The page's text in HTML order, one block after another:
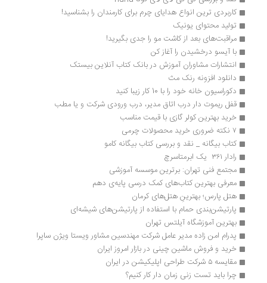
کاربردی ترین انواع هدایای چرم برای کارمندان را بشناسید!
تولید محتوای یونیک
مراقبت‌های بعد از کاشت مو را جدی بگیرید!
با آیسو درخشیدن را آغاز کن
انتشارات مشاوران آموزش در بانک کتاب آنلاین بیستک
دانلود افزونه رنک مث
دکوراسیون خانه خود را با 10 کار زیبا کنید
قفل ریموت دار درب اتاق مدیر، درب ورودی شرکت و یا مطب
خرید بهترین کولر گازی‌ با قیمت مناسب
۷ نکته ضروری خرید محصولات چرمی
کتاب بیگانه _ نقد و بررسی کتاب بیگانه کامو
رادار ۳۶۱  یک ابرمتاسرچ
مجتمع فنی تهران: برترین موسسه آموزشی
معرفی بهترین کتاب‌های کمک درسی پایه‌ی دهم
هتل پارس؛ بهترینِ هتل‌های کرمان
پارتیشن‌بندی حمام با استفاده از پارتیشن‌های شیشه‌ای
بهترین آموزشگاه آیلتس تهران
پدرام امن زاده مدیر عامل شرکت مهندسین مشاور ویستا ویژن ساپرا
خرید و فروش ماشین چینی در بازار امروز ایران
مقایسه ۵ شرکت طراحی اپلیکیشن در ایران
چرا باید تست زنی زمان دار کار کنیم؟